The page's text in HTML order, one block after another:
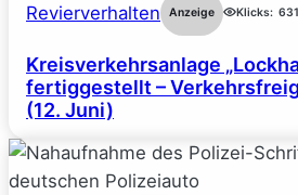
Revierverhalten Anzeige Klicks: 631
Kreisverkehrsanlage
fertiggestellt –
(12. Juni)